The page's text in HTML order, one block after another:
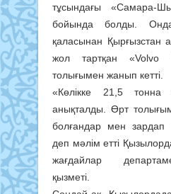
тұсындағы «Самара-
бойында болды.
қаласынан Қырғызстан
жол тартқан «Volvo
толығымен жанып кетті.
«Көлікке 21,5 тонна
анықталды. Өрт
болғандар мен
деп мәлім етті
жағдайлар
қызметі.